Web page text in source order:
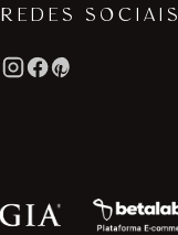
REDES SOCIAIS